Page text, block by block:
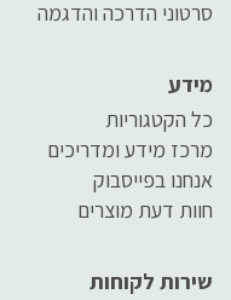
סרטוני הדרכה והדגמה
מידע
כל הקטגוריות
מרכז מידע ומדריכים
אנחנו בפייסבוק
חוות דעת מוצרים
שירות לקוחות